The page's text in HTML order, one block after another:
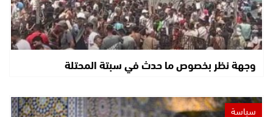
وجهة نظر بخصوص ما حدث في سبتة المحتلة
سياسة